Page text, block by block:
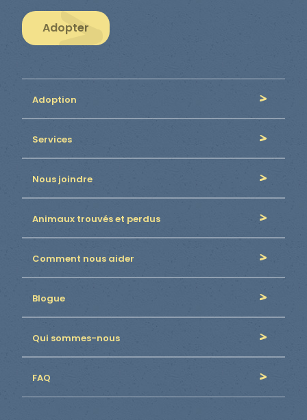
Adopter
Adoption
Services
Nous joindre
Animaux trouvés et perdus
Comment nous aider
Blogue
Qui sommes-nous
FAQ